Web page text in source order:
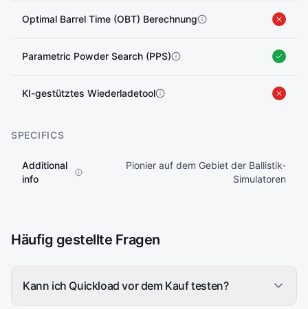
Optimal Barrel Time (OBT) Berechnung
Parametric Powder Search (PPS)
KI-gestütztes Wiederladetool
SPECIFICS
Additional
info
Pionier auf dem Gebiet der Ballistik-
Simulatoren
Häufig gestellte Fragen
Kann ich Quickload vor dem Kauf testen?